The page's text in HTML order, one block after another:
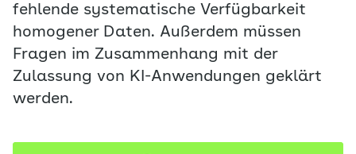
fehlende systematische Verfügbarkeit
homogener Daten. Außerdem müssen
Fragen im Zusammenhang mit der
Zulassung von KI-Anwendungen geklärt
werden.